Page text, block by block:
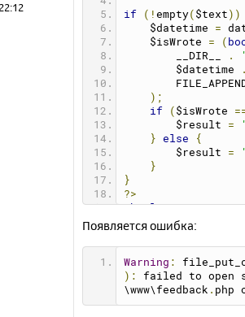
if (! empty( $text ))
    $datetime
=
    $isWrote
= (
        __DIR__
.
        $datetime
.
);
if
( $isWrote
        $result
=
} else
{
        $result
=
}
}
?>
<html>
<head>
</head>
<body>
<div
style =" text-
<h1>Форма
<?php if (
Появляется ошибка:
Warning :
):
failed to open
\www\feedback . php